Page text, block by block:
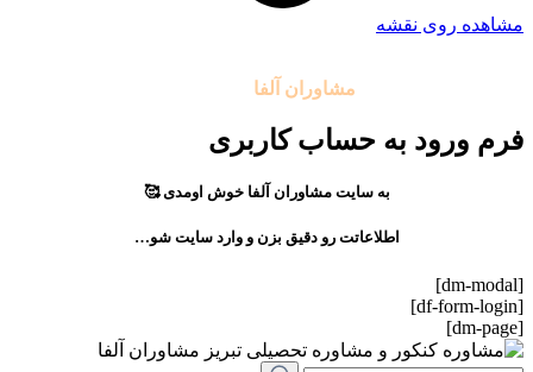
مشاهده روی نقشه
مشاوران آلفا
فرم ورود به حساب کاربری
به سایت مشاوران آلفا خوش اومدی 🥰
اطلاعاتت رو دقیق بزن و وارد سایت شو…
[dm-modal]
[df-form-login]
[dm-page]